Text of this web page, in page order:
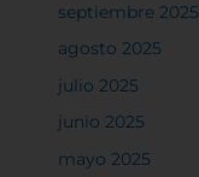
septiembre 2025
agosto 2025
julio 2025
junio 2025
mayo 2025